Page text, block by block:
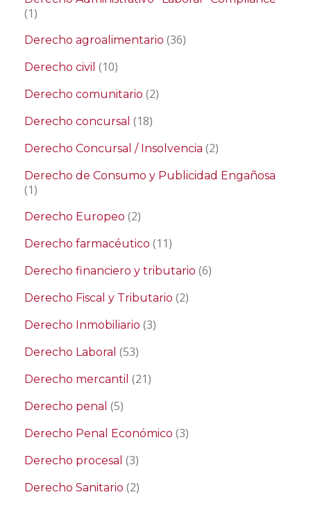
(1)
Derecho agroalimentario (36)
Derecho civil (10)
Derecho comunitario (2)
Derecho concursal (18)
Derecho Concursal / Insolvencia (2)
Derecho de Consumo y Publicidad Engañosa
(1)
Derecho Europeo (2)
Derecho farmacéutico (11)
Derecho financiero y tributario (6)
Derecho Fiscal y Tributario (2)
Derecho Inmobiliario (3)
Derecho Laboral (53)
Derecho mercantil (21)
Derecho penal (5)
Derecho Penal Económico (3)
Derecho procesal (3)
Derecho Sanitario (2)